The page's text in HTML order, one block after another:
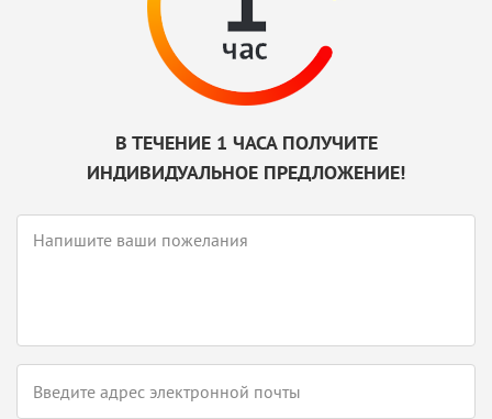
В ТЕЧЕНИЕ 1 ЧАСА ПОЛУЧИТЕ
ИНДИВИДУАЛЬНОЕ ПРЕДЛОЖЕНИЕ!